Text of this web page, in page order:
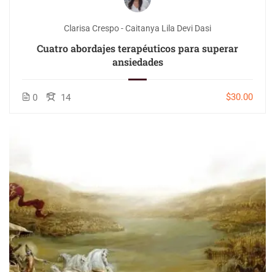
Clarisa Crespo - Caitanya Lila Devi Dasi
Cuatro abordajes terapéuticos para superar
ansiedades
0 14 $30.00